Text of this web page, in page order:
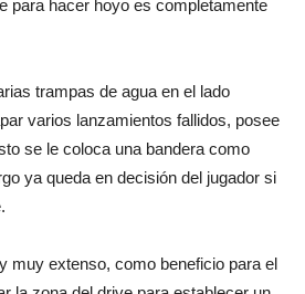
para hacer hoyo es completamente
trampas de agua en el lado
varios lanzamientos fallidos, posee
se le coloca una bandera como
ya queda en decisión del jugador si
muy extenso, como beneficio para el